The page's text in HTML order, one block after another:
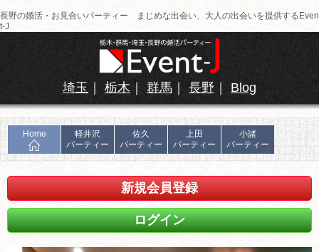
長野の婚活・お見合いパーティー まじめな出会い、大人の出会いを提供するEven
t-J
埼玉 ｜ 栃木 ｜ 群馬 ｜ 長野 ｜ Blog
Home
軽井沢
パーティー
佐久
パーティー
上田
パーティー
小諸
パーティー
新規会員登録
ログイン